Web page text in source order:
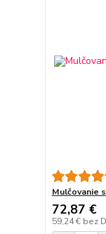
Mulčovanie
72,87 €
59,24 € bez